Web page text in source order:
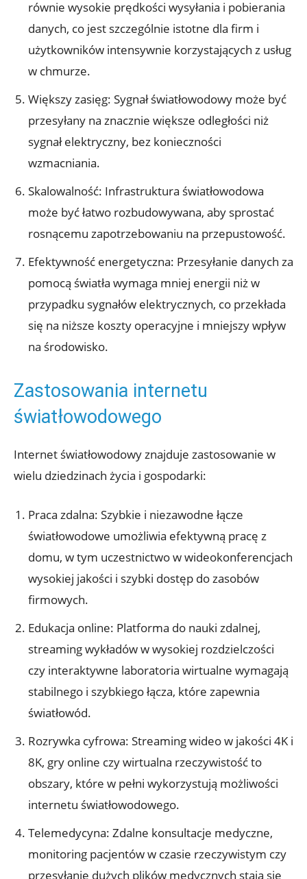
równie wysokie prędkości wysyłania i pobierania
danych, co jest szczególnie istotne dla firm i
użytkowników intensywnie korzystających z usług
w chmurze.
Większy zasięg: Sygnał światłowodowy może być
przesyłany na znacznie większe odległości niż
sygnał elektryczny, bez konieczności
wzmacniania.
Skalowalność: Infrastruktura światłowodowa
może być łatwo rozbudowywana, aby sprostać
rosnącemu zapotrzebowaniu na przepustowość.
Efektywność energetyczna: Przesyłanie danych za
pomocą światła wymaga mniej energii niż w
przypadku sygnałów elektrycznych, co przekłada
się na niższe koszty operacyjne i mniejszy wpływ
na środowisko.
Zastosowania internetu
światłowodowego
Internet światłowodowy znajduje zastosowanie w
wielu dziedzinach życia i gospodarki:
Praca zdalna: Szybkie i niezawodne łącze
światłowodowe umożliwia efektywną pracę z
domu, w tym uczestnictwo w wideokonferencjach
wysokiej jakości i szybki dostęp do zasobów
firmowych.
Edukacja online: Platforma do nauki zdalnej,
streaming wykładów w wysokiej rozdzielczości
czy interaktywne laboratoria wirtualne wymagają
stabilnego i szybkiego łącza, które zapewnia
światłowód.
Rozrywka cyfrowa: Streaming wideo w jakości 4K i
8K, gry online czy wirtualna rzeczywistość to
obszary, które w pełni wykorzystują możliwości
internetu światłowodowego.
Telemedycyna: Zdalne konsultacje medyczne,
monitoring pacjentów w czasie rzeczywistym czy
przesyłanie dużych plików medycznych stają się